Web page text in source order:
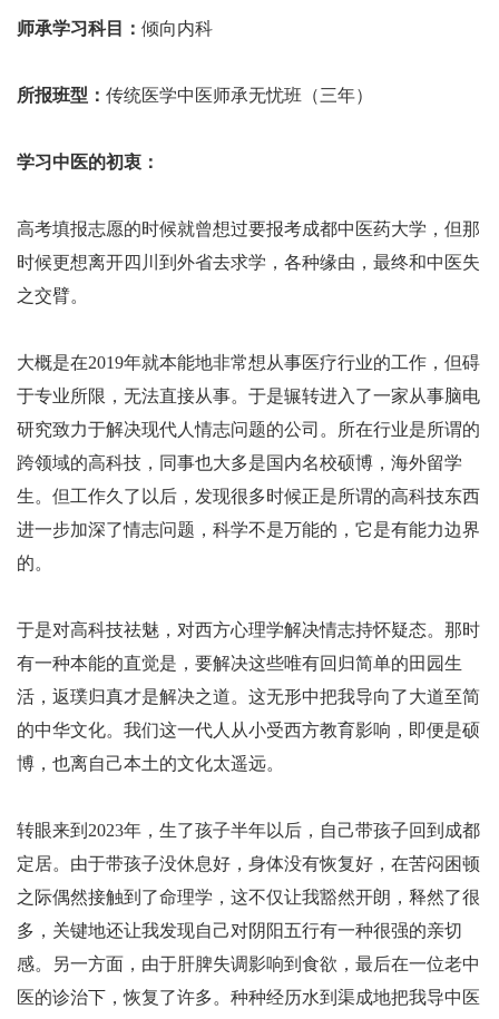
师承学习科目： 倾向内科
所报班型： 传统医学中医师承无忧班（三年）
学习中医的初衷：
高考填报志愿的时候就曾想过要报考成都中医药大学，但那
时候更想离开四川到外省去求学，各种缘由，最终和中医失
之交臂。
大概是在2019年就本能地非常想从事医疗行业的工作，但碍
于专业所限，无法直接从事。于是辗转进入了一家从事脑电
研究致力于解决现代人情志问题的公司。所在行业是所谓的
跨领域的高科技，同事也大多是国内名校硕博，海外留学
生。但工作久了以后，发现很多时候正是所谓的高科技东西
进一步加深了情志问题，科学不是万能的，它是有能力边界
的。
于是对高科技祛魅，对西方心理学解决情志持怀疑态。那时
有一种本能的直觉是，要解决这些唯有回归简单的田园生
活，返璞归真才是解决之道。这无形中把我导向了大道至简
的中华文化。我们这一代人从小受西方教育影响，即便是硕
博，也离自己本土的文化太遥远。
转眼来到2023年，生了孩子半年以后，自己带孩子回到成都
定居。由于带孩子没休息好，身体没有恢复好，在苦闷困顿
之际偶然接触到了命理学，这不仅让我豁然开朗，释然了很
多，关键地还让我发现自己对阴阳五行有一种很强的亲切
感。另一方面，由于肝脾失调影响到食欲，最后在一位老中
医的诊治下，恢复了许多。种种经历水到渠成地把我导中医